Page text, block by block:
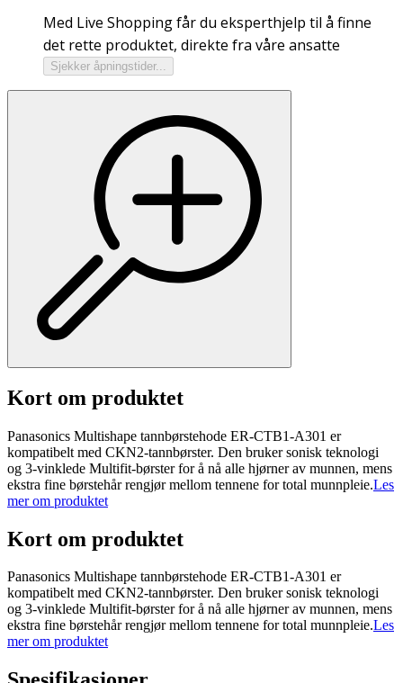
Med Live Shopping får du eksperthjelp til å finne
det rette produktet, direkte fra våre ansatte
Sjekker åpningstider...
Kort om produktet
Panasonics Multishape tannbørstehode ER-CTB1-A301 er
kompatibelt med CKN2-tannbørster. Den bruker sonisk teknologi
og 3-vinklede Multifit-børster for å nå alle hjørner av munnen, mens
ekstra fine børstehår rengjør mellom tennene for total munnpleie.Les
mer om produktet
Kort om produktet
Panasonics Multishape tannbørstehode ER-CTB1-A301 er
kompatibelt med CKN2-tannbørster. Den bruker sonisk teknologi
og 3-vinklede Multifit-børster for å nå alle hjørner av munnen, mens
ekstra fine børstehår rengjør mellom tennene for total munnpleie.Les
mer om produktet